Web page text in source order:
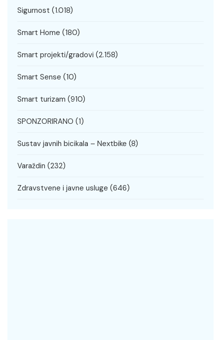
Sigurnost (1.018)
Smart Home (180)
Smart projekti/gradovi (2.158)
Smart Sense (10)
Smart turizam (910)
SPONZORIRANO (1)
Sustav javnih bicikala – Nextbike (8)
Varaždin (232)
Zdravstvene i javne usluge (646)